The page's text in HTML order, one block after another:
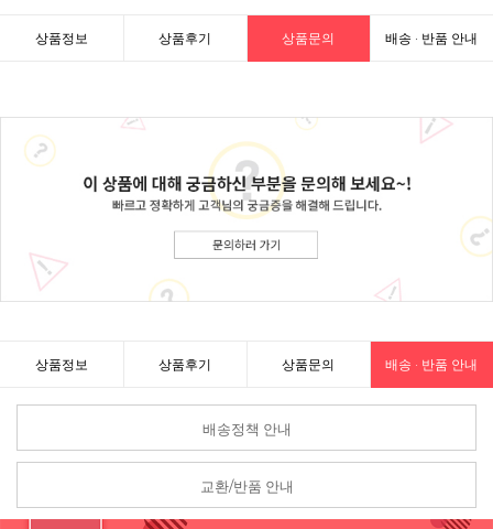
상품정보 상품후기 상품문의 배송 · 반품 안내
상품정보 상품후기 상품문의 배송 · 반품 안내
배송정책 안내
교환/반품 안내